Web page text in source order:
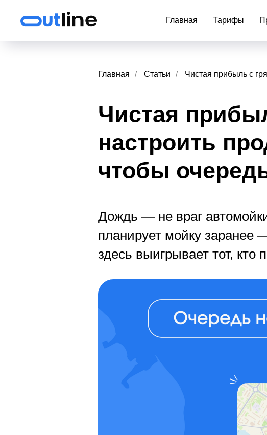
Главная Тарифы
Главная / Статьи / Чистая прибыль с
Чистая
настроить
чтобы
Дождь — не враг
планирует мойку заранее
здесь выигрывает тот, кто